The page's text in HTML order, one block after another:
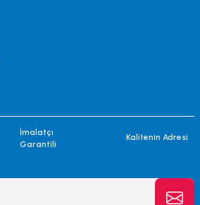
İmalatçı
Garantili
Kalitenin Adresi